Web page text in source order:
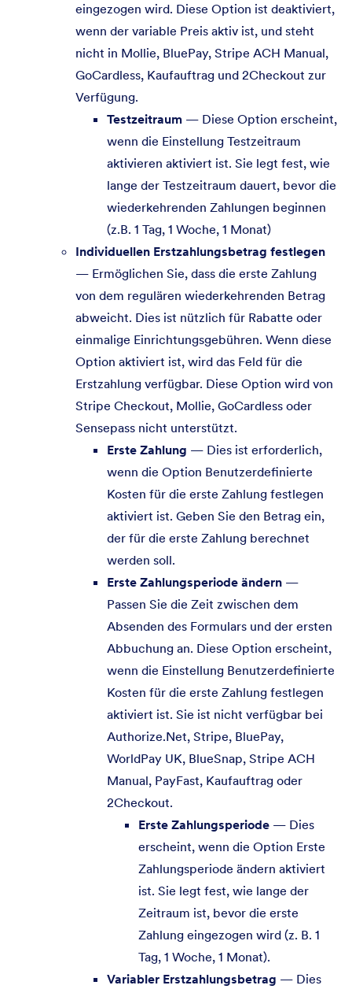
eingezogen wird. Diese Option ist deaktiviert,
wenn der variable Preis aktiv ist, und steht
nicht in Mollie, BluePay, Stripe ACH Manual,
GoCardless, Kaufauftrag und 2Checkout zur
Verfügung.
Testzeitraum — Diese Option erscheint,
wenn die Einstellung Testzeitraum
aktivieren aktiviert ist. Sie legt fest, wie
lange der Testzeitraum dauert, bevor die
wiederkehrenden Zahlungen beginnen
(z.B. 1 Tag, 1 Woche, 1 Monat)
Individuellen Erstzahlungsbetrag festlegen
— Ermöglichen Sie, dass die erste Zahlung
von dem regulären wiederkehrenden Betrag
abweicht. Dies ist nützlich für Rabatte oder
einmalige Einrichtungsgebühren. Wenn diese
Option aktiviert ist, wird das Feld für die
Erstzahlung verfügbar. Diese Option wird von
Stripe Checkout, Mollie, GoCardless oder
Sensepass nicht unterstützt.
Erste Zahlung — Dies ist erforderlich,
wenn die Option Benutzerdefinierte
Kosten für die erste Zahlung festlegen
aktiviert ist. Geben Sie den Betrag ein,
der für die erste Zahlung berechnet
werden soll.
Erste Zahlungsperiode ändern —
Passen Sie die Zeit zwischen dem
Absenden des Formulars und der ersten
Abbuchung an. Diese Option erscheint,
wenn die Einstellung Benutzerdefinierte
Kosten für die erste Zahlung festlegen
aktiviert ist. Sie ist nicht verfügbar bei
Authorize.Net, Stripe, BluePay,
WorldPay UK, BlueSnap, Stripe ACH
Manual, PayFast, Kaufauftrag oder
2Checkout.
Erste Zahlungsperiode — Dies
erscheint, wenn die Option Erste
Zahlungsperiode ändern aktiviert
ist. Sie legt fest, wie lange der
Zeitraum ist, bevor die erste
Zahlung eingezogen wird (z. B. 1
Tag, 1 Woche, 1 Monat).
Variabler Erstzahlungsbetrag — Dies